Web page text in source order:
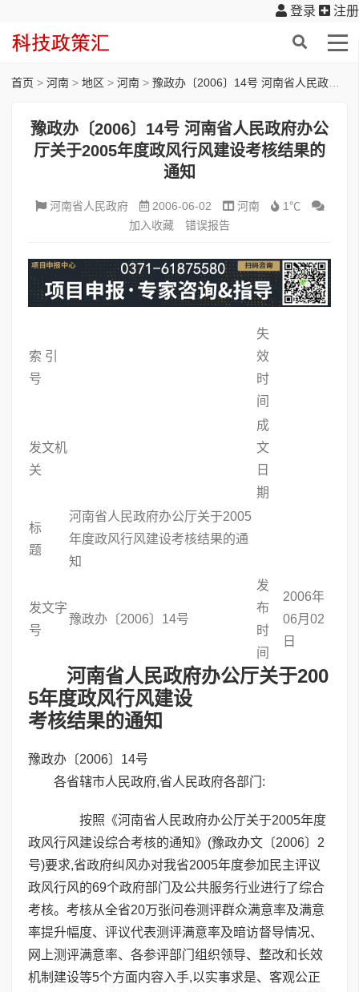
登录 注册
首页 > 河南 > 地区 > 河南 > 豫政办〔2006〕14号 河南省人民政府办公厅关于2005年度政风行风建设考核结果的通知
豫政办〔2006〕14号 河南省人民政府办公
厅关于2005年度政风行风建设考核结果的
通知
河南省人民政府 2006-06-02 河南
1℃
加入收藏
错误报告
索 引
号
失
效
时
间
发文机
关
成
文
日
期
标
题
河南省人民政府办公厅关于2005
年度政风行风建设考核结果的通
知
发文字
号
豫政办〔2006〕14号
发
布
时
间
2006年
06月02
日
河南省人民政府办公厅关于200
5年度政风行风建设
考核结果的通知
豫政办〔2006〕14号
各省辖市人民政府,省人民政府各部门:
按照《河南省人民政府办公厅关于2005年度
政风行风建设综合考核的通知》(豫政办文〔2006〕2
号)要求,省政府纠风办对我省2005年度参加民主评议
政风行风的69个政府部门及公共服务行业进行了综合
考核。考核从全省20万张问卷测评群众满意率及满意
率提升幅度、评议代表测评满意率及暗访督导情况、
网上测评满意率、各参评部门组织领导、整改和长效
机制建设等5个方面内容入手,以实事求是、客观公正